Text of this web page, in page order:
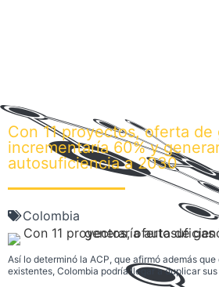
Con 11 proyectos, oferta de
incrementaría 60% y
autosuficiencia a 2030
Colombia
Así lo determinó la ACP, que afirmó además
existentes, Colombia podría llegar a duplicar sus